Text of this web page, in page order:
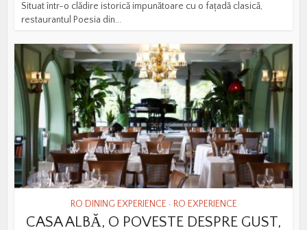
Situat într-o clădire istorică impunătoare cu o fațadă clasică,
restaurantul Poesia din...
RO DINING EXPERIENCE • RO EXPERIENCE
CASA ALBĂ, O POVESTE DESPRE GUST,